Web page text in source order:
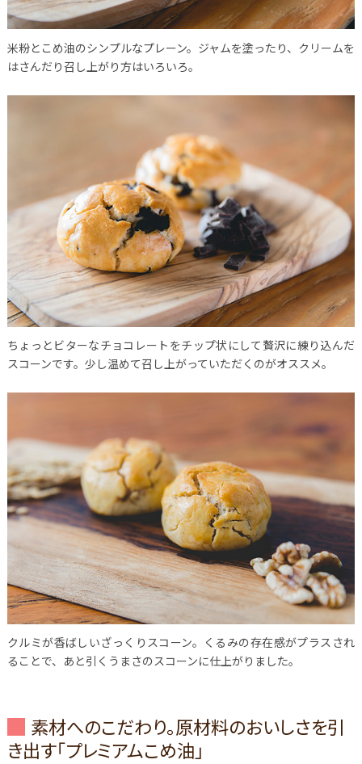
米粉とこめ油のシンプルなプレーン。ジャムを塗ったり、クリームを
はさんだり召し上がり方はいろいろ。
ちょっとビターなチョコレートをチップ状にして贅沢に練り込んだ
スコーンです。少し温めて召し上がっていただくのがオススメ。
クルミが香ばしいざっくりスコーン。くるみの存在感がプラスされ
ることで、あと引くうまさのスコーンに仕上がりました。
素材へのこだわり。原材料のおいしさを引
き出す「プレミアムこめ油」